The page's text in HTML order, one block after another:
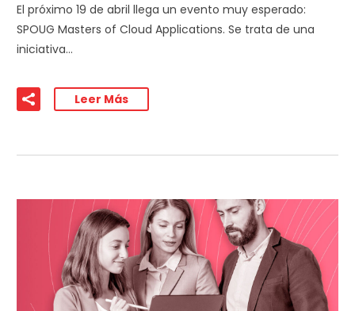
El próximo 19 de abril llega un evento muy esperado:
SPOUG Masters of Cloud Applications. Se trata de una
iniciativa…
Leer Más